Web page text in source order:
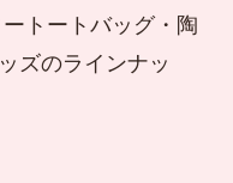
トートバッグ・陶
ズのラインナッ